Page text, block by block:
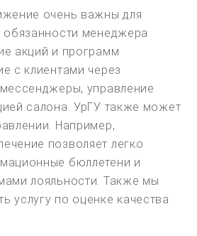
очень важны для
менеджера
акций и программ
с клиентами через
управление
салона. УрГУ также может
Например,
позволяет легко
бюллетени и
лояльности. Также мы
услугу по оценке качества